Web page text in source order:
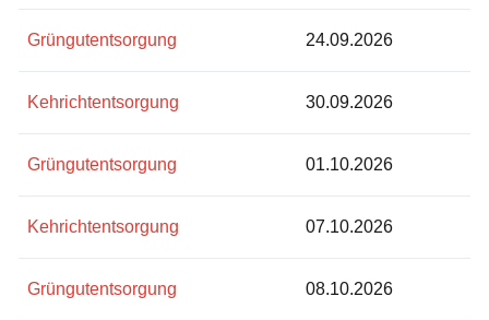
Grüngutentsorgung 24.09.2026
Kehrichtentsorgung 30.09.2026
Grüngutentsorgung 01.10.2026
Kehrichtentsorgung 07.10.2026
Grüngutentsorgung 08.10.2026